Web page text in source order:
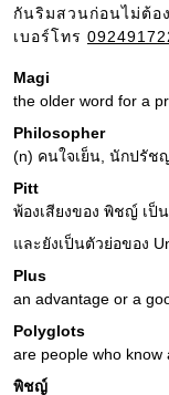
กันริมสวนก่อนไม่ต้อ
เบอร์โทร
Magi
the older word for a
Philosopher
(n) คนใจเย็น, นักปรัช
Pitt
พ้องเสียงของ พิชญ์ เ
และยังเป็นตัวย่อของ
Plus
an advantage or a
Polyglots
are people who know
พิชญ์